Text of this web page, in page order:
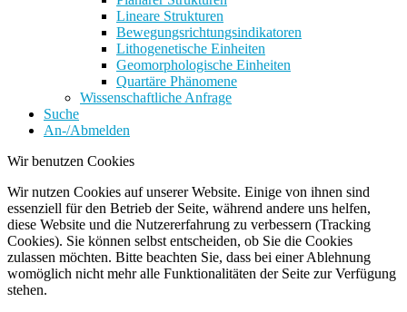
Lineare Strukturen
Bewegungsrichtungsindikatoren
Lithogenetische Einheiten
Geomorphologische Einheiten
Quartäre Phänomene
Wissenschaftliche Anfrage
Suche
An-/Abmelden
Wir benutzen Cookies
Wir nutzen Cookies auf unserer Website. Einige von ihnen sind
essenziell für den Betrieb der Seite, während andere uns helfen,
diese Website und die Nutzererfahrung zu verbessern (Tracking
Cookies). Sie können selbst entscheiden, ob Sie die Cookies
zulassen möchten. Bitte beachten Sie, dass bei einer Ablehnung
womöglich nicht mehr alle Funktionalitäten der Seite zur Verfügung
stehen.